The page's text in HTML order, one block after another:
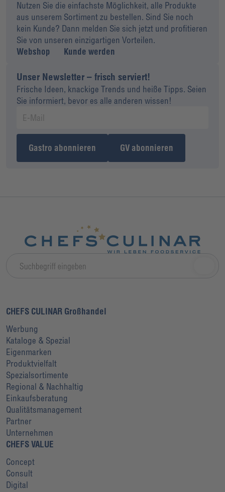
Nutzen Sie die einfachste Möglichkeit, alle Produkte
aus unserem Sortiment zu bestellen. Sind Sie noch
kein Kunde? Dann melden Sie sich jetzt und profitieren
Sie von unseren einzigartigen Vorteilen.
Webshop
Kunde werden
Unser Newsletter – frisch serviert!
Frische Ideen, knackige Trends und heiße Tipps. Seien
Sie informiert, bevor es alle anderen wissen!
Gastro abonnieren GV abonnieren
CHEFS CULINAR Großhandel
Werbung
Kataloge & Spezial
Eigenmarken
Produktvielfalt
Spezialsortimente
Regional & Nachhaltig
Einkaufsberatung
Qualitätsmanagement
Partner
Unternehmen
CHEFS VALUE
Concept
Consult
Digital